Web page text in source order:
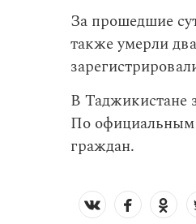
За прошедшие
также умерли
В Таджикистане
По официальным
граждан.